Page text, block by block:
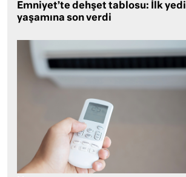
Emniyet’te dehşet tablosu: İlk
yaşamına son verdi